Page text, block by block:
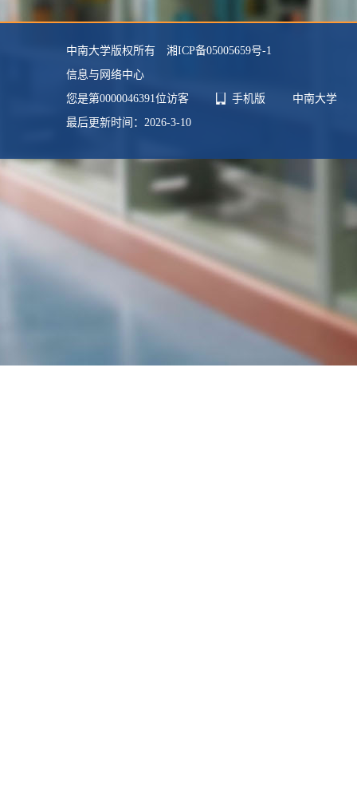
中南大学版权所有 湘ICP备05005659号-1
信息与网络中心
您是第0000046391位访客 手机版
中南大学
最后更新时间： 2026-3-10